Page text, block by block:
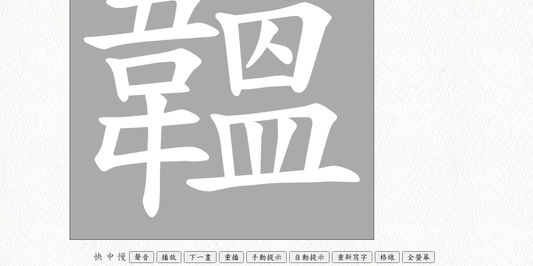
快 中 慢 聲音 播放 下一畫 重播 手動提示 自動提示 重新寫字 格線 全螢幕